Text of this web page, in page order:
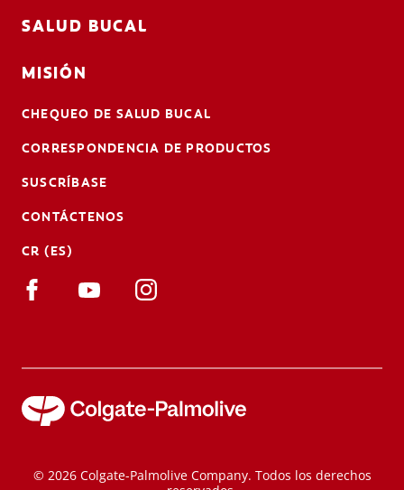
SALUD BUCAL
MISIÓN
CHEQUEO DE SALUD BUCAL
CORRESPONDENCIA DE PRODUCTOS
SUSCRÍBASE
CONTÁCTENOS
CR (ES)
© 2026 Colgate-Palmolive Company. Todos los derechos